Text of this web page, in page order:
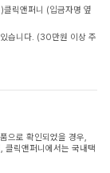
릭앤퍼니 (입금자명 옆
습니다. (30만원 이상 주
으로 확인되었을 경우,
클릭앤퍼니에서는 국내택